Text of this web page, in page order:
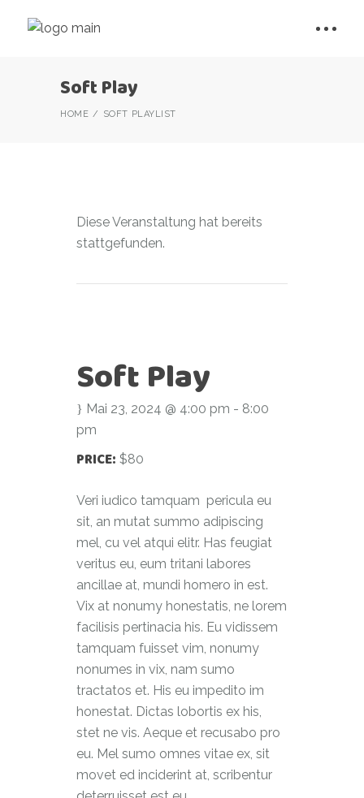
Soft Play
HOME SOFT PLAYLIST
Diese Veranstaltung hat bereits
stattgefunden.
Soft Play
Mai 23, 2024 @ 4:00 pm - 8:00
pm
PRICE: $80
Veri iudico tamquam pericula eu
sit, an mutat summo adipiscing
mel, cu vel atqui elitr. Has feugiat
veritus eu, eum tritani labores
ancillae at, mundi homero in est.
Vix at nonumy honestatis, ne lorem
facilisis pertinacia his. Eu vidissem
tamquam fuisset vim, nonumy
nonumes in vix, nam sumo
tractatos et. His eu impedito im
honestat. Dictas lobortis ex his,
stet ne vis. Aeque et recusabo pro
eu. Mel sumo omnes vitae ex, sit
movet ed inciderint at, scribentur